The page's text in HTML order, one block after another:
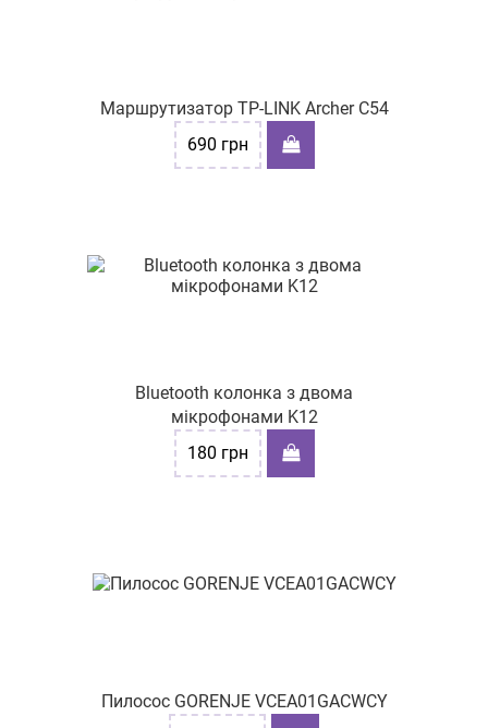
Маршрутизатор TP-LINK Archer C54
690 грн
Bluetooth колонка з двома
мікрофонами K12
180 грн
Пилосос GORENJE VCEA01GACWCY